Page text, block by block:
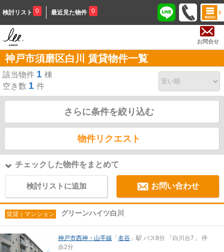
検討リスト 0 最近見た物件 0
お問合せ
神戸市須磨区白川 賃貸物件一覧
該当物件 1 棟
空き数 1 件
さらに条件を絞り込む
物件リクエスト
チェックした物件をまとめて
検討リストに追加 お問い合わせ
賃貸｜マンション グリーンハイツ白川
神戸市西神・山手線 「 名谷 」駅 バス8分 「白川台7」 停
歩2分